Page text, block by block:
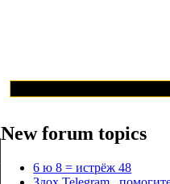
New forum topics
6 ю 8 = истрёж 48